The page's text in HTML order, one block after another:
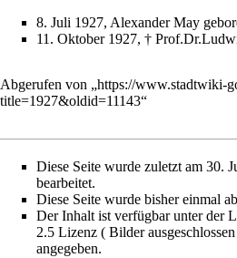
8. Juli 1927, Alexander May
11. Oktober1927, † Prof.Dr.
Abgerufen von „https://www.stadtwiki-
title=1927&oldid=11143“
Diese Seite wurde zuletzt am 30.
bearbeitet.
Diese Seite wurde bisher einmal
Der Inhalt ist verfügbar unter der
2.5 Lizenz ( Bilder
angegeben.